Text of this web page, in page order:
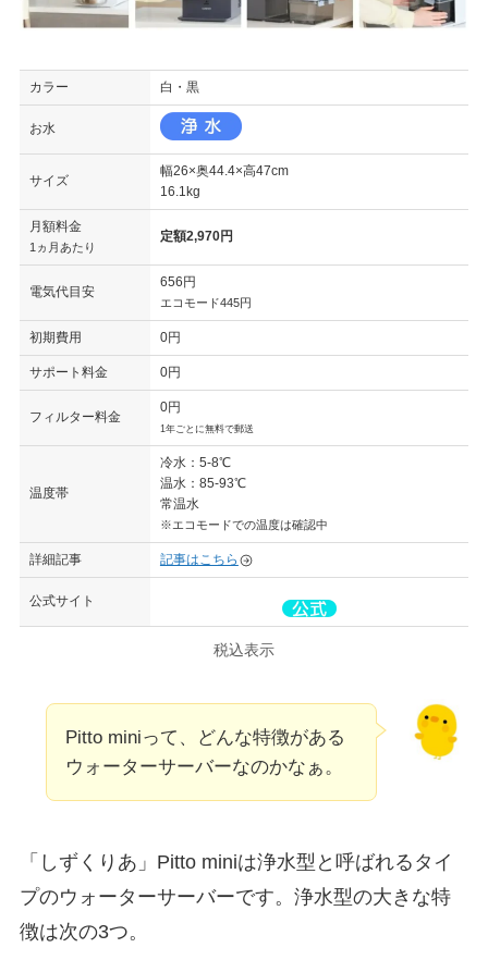
カラー 白・黒
お水
サイズ
幅26×奥44.4×高47cm
16.1kg
月額料金
1ヵ月あたり
定額2,970円
電気代目安
656円
エコモード445円
初期費用 0円
サポート料金 0円
フィルター料金
0円
1年ごとに無料で郵送
温度帯
冷水：5-8℃
温水：85-93℃
常温水
※エコモードでの温度は確認中
詳細記事 記事はこちら
公式サイト
税込表示
Pitto miniって、どんな特徴がある
ウォーターサーバーなのかなぁ。
「しずくりあ」Pitto miniは浄水型と呼ばれるタイ
プのウォーターサーバーです。浄水型の大きな特
徴は次の3つ。